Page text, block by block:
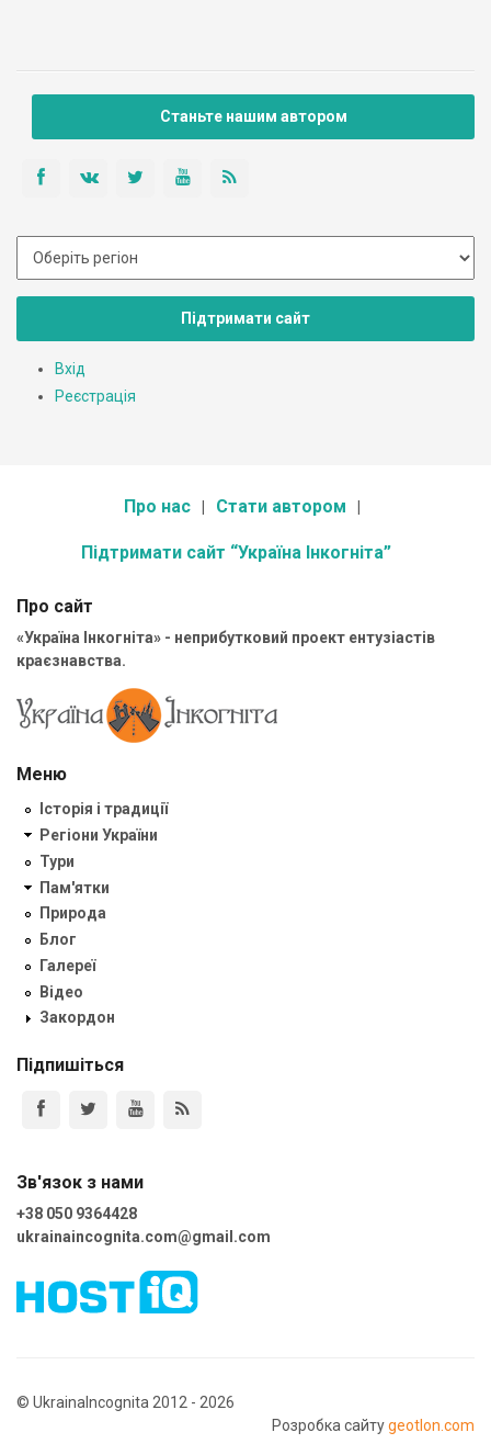
Станьте нашим автором
Підтримати сайт
Вхід
Реєстрація
Про нас Стати автором
Підтримати сайт “Україна Інкогніта”
Про сайт
«Україна Інкогніта» - неприбутковий проект ентузіастів
краєзнавства.
Меню
Історія і традиції
Регіони України
Тури
Пам'ятки
Природа
Блог
Галереї
Відео
Закордон
Підпишіться
Зв'язок з нами
+38 050 9364428
ukrainaincognita.com@gmail.com
© UkrainaIncognita 2012 - 2026
Розробка сайтуgeotlon.com